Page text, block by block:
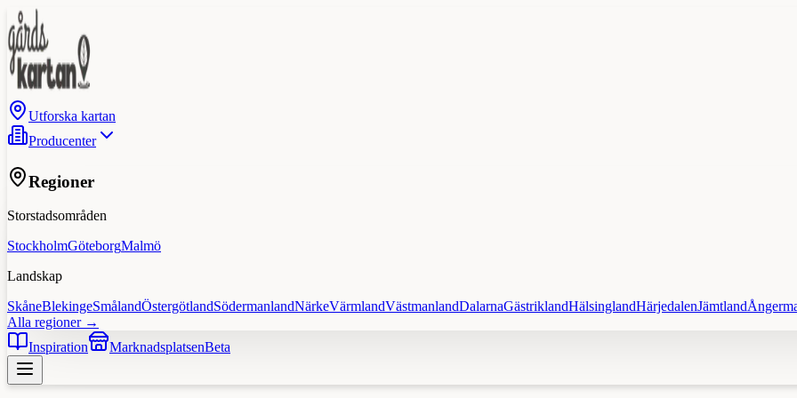
Utforska kartan
Producenter
Regioner
Storstadsområden
StockholmGöteborgMalmö
Landskap
SkåneBlekingeSmålandÖstergötlandSödermanlandNärkeVärmlandVästmanlandDalarnaGästriklandHälsinglandHärjedalenJämtland
Alla regioner →
Inspiration
MarknadsplatsenBeta